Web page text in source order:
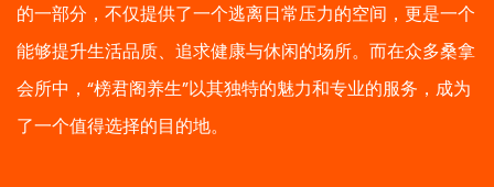
的一部分，不仅提供了一个逃离日常压力的空间，更是一个
能够提升生活品质、追求健康与休闲的场所。而在众多桑拿
会所中，“榜君阁养生”以其独特的魅力和专业的服务，成为
了一个值得选择的目的地。